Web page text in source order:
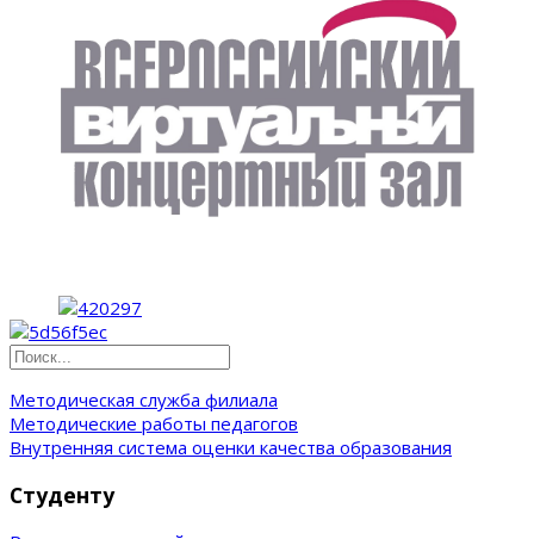
Методическая служба филиала
Методические работы педагогов
Внутренняя система оценки качества образования
Студенту